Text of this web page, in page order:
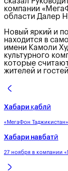
компании
области Далер
Новый яркий и
находится в
имени Камоли
культурного
которые
жителей и
Хабари қаблӣ
«МегаФон
Хабари навбатӣ
27 ноября в компании